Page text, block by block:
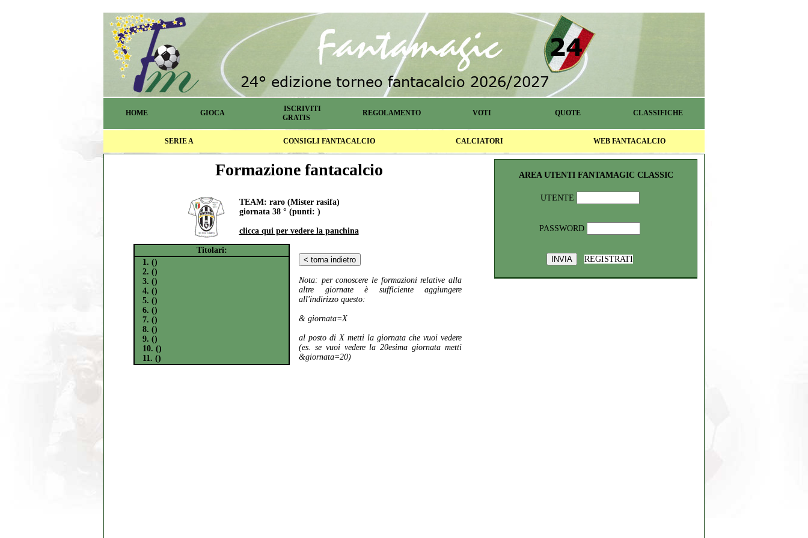
HOME GIOCA
ISCRIVITI
GRATIS
REGOLAMENTO VOTI QUOTE CLASSIFICHE
SERIE A CONSIGLI FANTACALCIO CALCIATORI WEB FANTACALCIO
Formazione fantacalcio
TEAM: raro (Mister rasifa)
giornata 38 ° (punti: )
clicca qui per vedere la panchina
Titolari:
1. ()
2. ()
3. ()
4. ()
5. ()
6. ()
7. ()
8. ()
9. ()
10. ()
11. ()
Nota: per conoscere le formazioni relative alla
altre giornate è sufficiente aggiungere
all'indirizzo questo:
& giornata=X
al posto di X metti la giornata che vuoi vedere
(es. se vuoi vedere la 20esima giornata metti
&giornata=20)
AREA UTENTI FANTAMAGIC CLASSIC
UTENTE
PASSWORD
REGISTRATI